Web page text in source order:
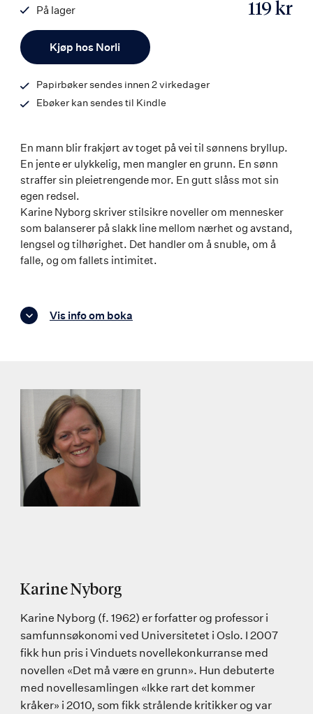
Kjøp hos Norli
119 kr
På lager
9788203198373
Papirbøker sendes innen 2 virkedager
Ebøker kan sendes til Kindle
En mann blir frakjørt av toget på vei til sønnens bryllup.
En jente er ulykkelig, men mangler en grunn. En sønn
straffer sin pleietrengende mor. En gutt slåss mot sin
egen redsel.
Karine Nyborg skriver stilsikre noveller om mennesker
som balanserer på slakk line mellom nærhet og avstand,
lengsel og tilhørighet. Det handler om å snuble, om å
falle, og om fallets intimitet.
Vis info om boka
Karine Nyborg
Karine Nyborg (f. 1962) er forfatter og professor i
samfunnsøkonomi ved Universitetet i Oslo. I 2007
fikk hun pris i Vinduets novellekonkurranse med
novellen «Det må være en grunn». Hun debuterte
med novellesamlingen «Ikke rart det kommer
kråker» i 2010, som fikk strålende kritikker og var